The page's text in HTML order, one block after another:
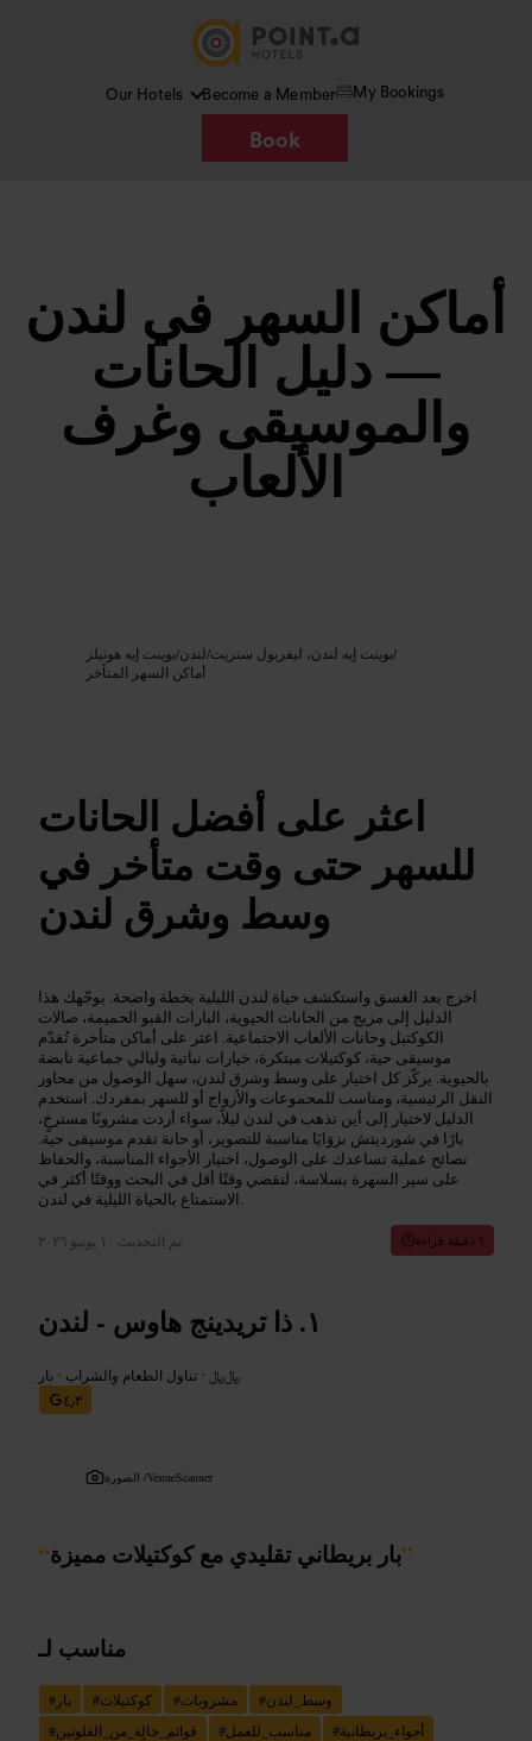
Our Hotels Become a Member My Bookings
Book
أماكن السهر في لندن
— دليل الحانات
والموسيقى وغرف
الألعاب
بوينت إيه هوتيلز/لندن/بوينت إيه لندن، ليفربول ستريت/
أماكن السهر المتأخر
اعثر على أفضل الحانات
للسهر حتى وقت متأخر في
وسط وشرق لندن
اخرج بعد الغسق واستكشف حياة لندن الليلية بخطة واضحة. يوجّهك هذا
الدليل إلى مزيج من الحانات الحيوية، البارات القبو الحميمة، صالات
الكوكتيل وحانات الألعاب الاجتماعية. اعثر على أماكن متأخرة تُقدّم
موسيقى حية، كوكتيلات مبتكرة، خيارات نباتية وليالي جماعية نابضة
بالحيوية. يركّز كل اختيار على وسط وشرق لندن، سهل الوصول من محاور
النقل الرئيسية، ومناسب للمجموعات والأزواج أو للسهر بمفردك. استخدم
الدليل لاختيار إلى أين تذهب في لندن ليلاً، سواء أردت مشروبًا مسترخٍ،
بارًا في شورديتش بزوَايَا مناسبة للتصوير، أو حانة تقدم موسيقى حية.
نصائح عملية تساعدك على الوصول، اختيار الأجواء المناسبة، والحفاظ
على سير السهرة بسلاسة، لتقضي وقتًا أقل في البحث ووقتًا أكثر في
الاستمتاع بالحياة الليلية في لندن.
تم التحديث ١٠ يونيو ٢٠٢٦ ٦ دقيقة قراءة
ذا تريدينج هاوس - لندن
﷼﷼ • تناول الطعام والشراب • بار
٤٫٣
الصورة /VenueScanner
“بار بريطاني تقليدي مع كوكتيلات مميزة”
مناسب لـ
# بار #كوكتيلات #مشروبات #وسط_لندن
#قوائم_خالٍة_من_الغلوتين #مناسب_للعمل #أجواء_بريطانية